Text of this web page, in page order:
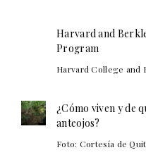
Harvard and
Program
Harvard College and
¿Cómo viven y de
anteojos?
Foto: Cortesía de